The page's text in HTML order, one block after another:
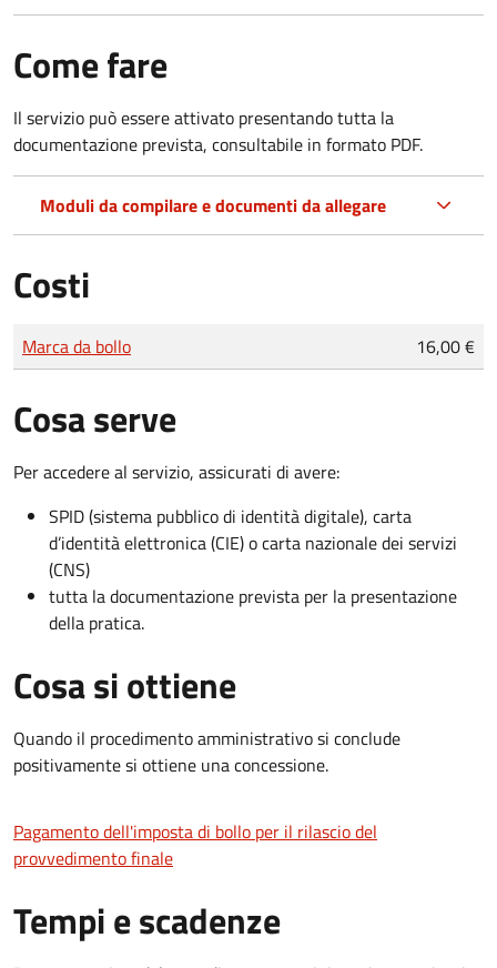
Come fare
Il servizio può essere attivato presentando tutta la
documentazione prevista, consultabile in formato PDF.
Moduli da compilare e documenti da allegare
Costi
Tipo di pagamento
Importo
Marca da bollo 16,00 €
Cosa serve
Per accedere al servizio, assicurati di avere:
SPID (sistema pubblico di identità digitale), carta
d’identità elettronica (CIE) o carta nazionale dei servizi
(CNS)
tutta la documentazione prevista per la presentazione
della pratica.
Cosa si ottiene
Quando il procedimento amministrativo si conclude
positivamente si ottiene una concessione.
Pagamento dell'imposta di bollo per il rilascio del
provvedimento finale
Tempi e scadenze